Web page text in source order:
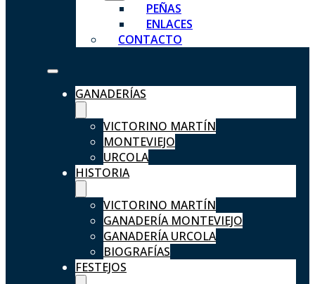
PEÑAS
ENLACES
CONTACTO
GANADERÍAS
VICTORINO MARTÍN
MONTEVIEJO
URCOLA
HISTORIA
VICTORINO MARTÍN
GANADERÍA MONTEVIEJO
GANADERÍA URCOLA
BIOGRAFÍAS
FESTEJOS